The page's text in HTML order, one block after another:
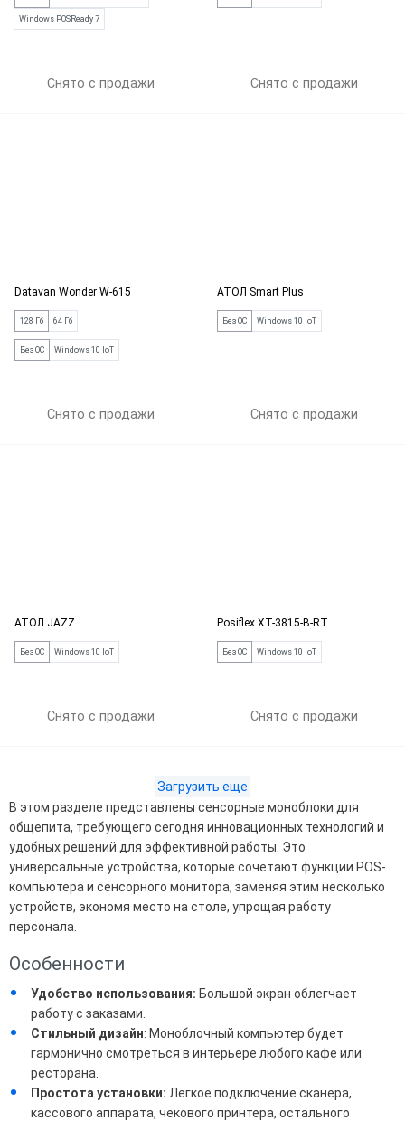
Windows POSReady 7
Снято с продажи Снято с продажи
Datavan Wonder W-615
128 Гб 64 Гб
Без ОС Windows 10 IoT
Снято с продажи
АТОЛ Smart Plus
Без ОС Windows 10 IoT
Снято с продажи
АТОЛ JAZZ
Без ОС Windows 10 IoT
Снято с продажи
Posiflex XT-3815-B-RT
Без ОС Windows 10 IoT
Снято с продажи
Загрузить еще
В этом разделе представлены сенсорные моноблоки для
общепита, требующего сегодня инновационных технологий и
удобных решений для эффективной работы. Это
универсальные устройства, которые сочетают функции POS-
компьютера и сенсорного монитора, заменяя этим несколько
устройств, экономя место на столе, упрощая работу
персонала.
Особенности
Удобство использования: Большой экран облегчает
работу с заказами.
Стильный дизайн: Моноблочный компьютер будет
гармонично смотреться в интерьере любого кафе или
ресторана.
Простота установки: Лёгкое подключение сканера,
кассового аппарата, чекового принтера, остального